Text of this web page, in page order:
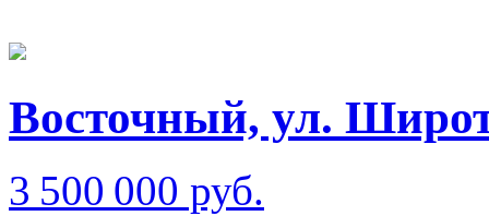
Восточный, ул.
3 500 000 руб.